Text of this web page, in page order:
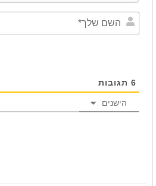
6 תגובות
הישנים